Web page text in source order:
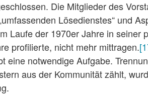
Die Mitglieder des
Lösedienstes“ und
Laufe der 1970er Jahre in seiner
profilierte, nicht mehr mittragen.
eine notwendige Aufgabe.
aus der Kommunität zählt,